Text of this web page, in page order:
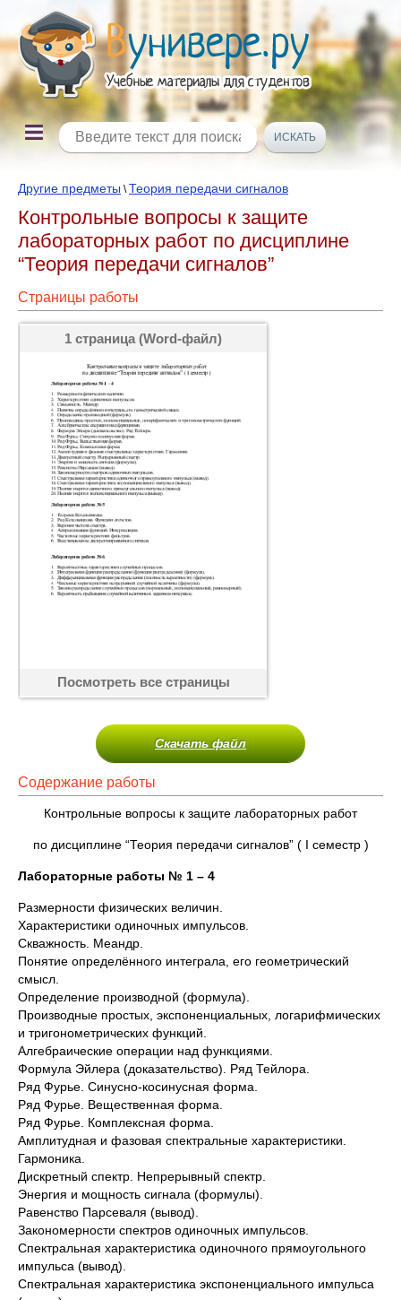
Другие предметы \Теория передачи сигналов
Контрольные вопросы к защите
лабораторных работ по дисциплине
“Теория передачи сигналов”
Страницы работы
1 страница (Word-файл)
Посмотреть все страницы
Скачать файл
Содержание работы
Контрольные вопросы к защите лабораторных работ
по дисциплине “Теория передачи сигналов” ( I семестр )
Лабораторные работы № 1 – 4
Размерности физических величин.
Характеристики одиночных импульсов.
Скважность. Меандр.
Понятие определённого интеграла, его геометрический
смысл.
Определение производной (формула).
Производные простых, экспоненциальных, логарифмических
и тригонометрических функций.
Алгебраические операции над функциями.
Формула Эйлера (доказательство). Ряд Тейлора.
Ряд Фурье. Синусно-косинусная форма.
Ряд Фурье. Вещественная форма.
Ряд Фурье. Комплексная форма.
Амплитудная и фазовая спектральные характеристики.
Гармоника.
Дискретный спектр. Непрерывный спектр.
Энергия и мощность сигнала (формулы).
Равенство Парсеваля (вывод).
Закономерности спектров одиночных импульсов.
Спектральная характеристика одиночного прямоугольного
импульса (вывод).
Спектральная характеристика экспоненциального импульса